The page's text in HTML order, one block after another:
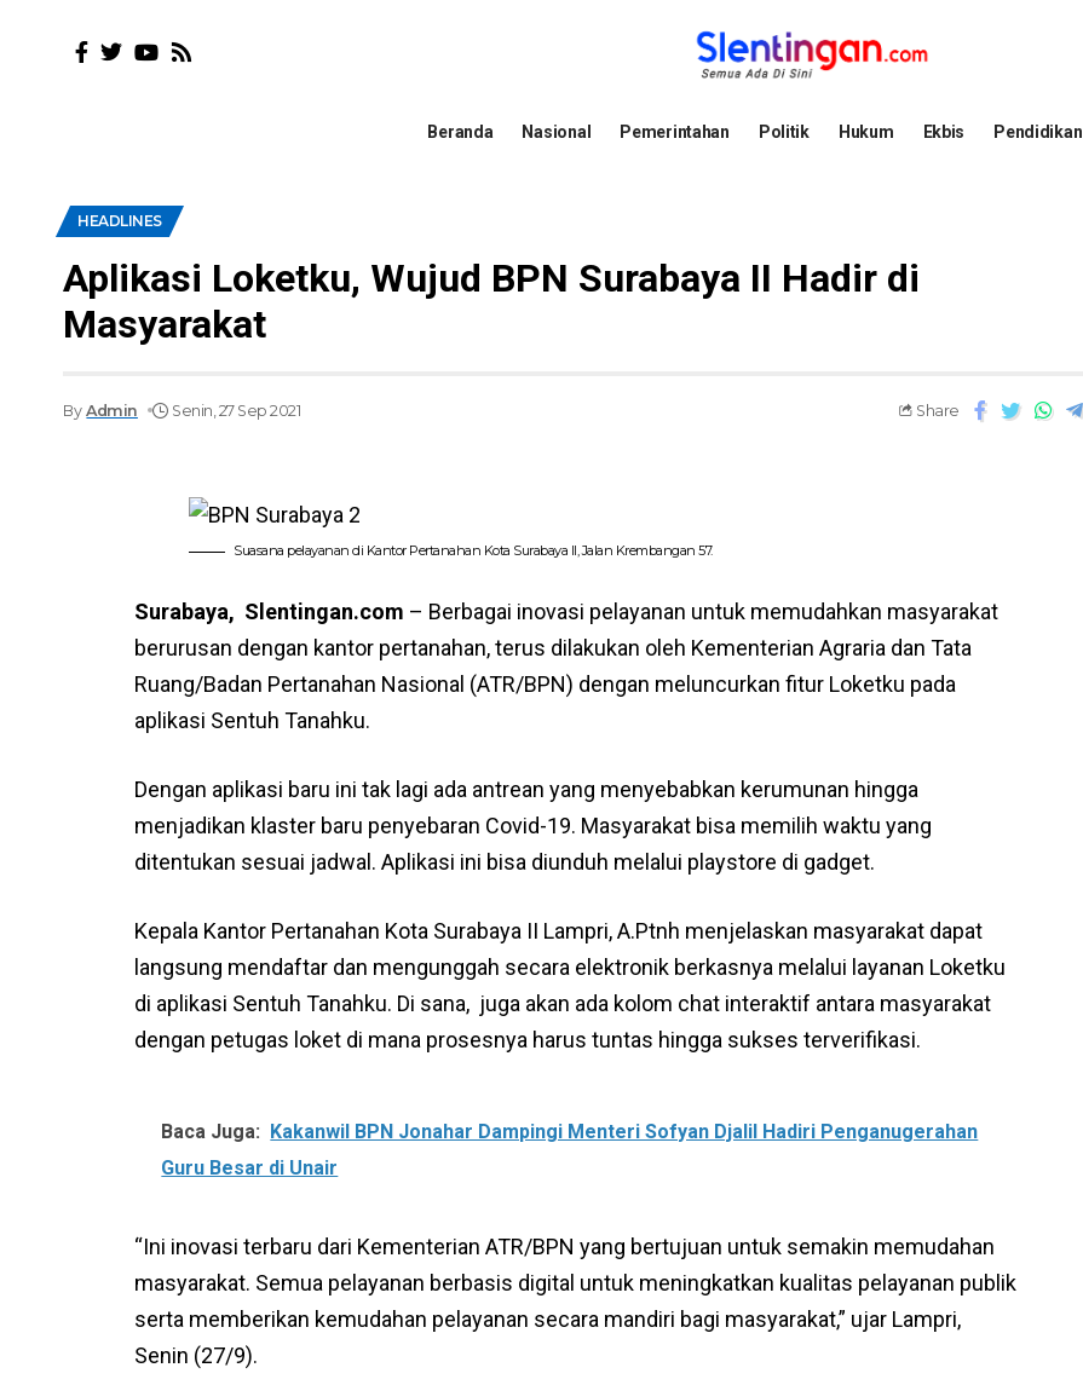
Beranda Nasional Pemerintahan Politik Hukum Ekbis Pendidikan
HEADLINES
Aplikasi Loketku, Wujud BPN Surabaya II Hadir di
Masyarakat
By Admin Senin, 27 Sep 2021 Share
Suasana pelayanan di Kantor Pertanahan Kota Surabaya II, Jalan Krembangan 57.
Surabaya, Slentingan.com – Berbagai inovasi pelayanan untuk memudahkan masyarakat
berurusan dengan kantor pertanahan, terus dilakukan oleh Kementerian Agraria dan Tata
Ruang/Badan Pertanahan Nasional (ATR/BPN) dengan meluncurkan fitur Loketku pada
aplikasi Sentuh Tanahku.
Dengan aplikasi baru ini tak lagi ada antrean yang menyebabkan kerumunan hingga
menjadikan klaster baru penyebaran Covid-19. Masyarakat bisa memilih waktu yang
ditentukan sesuai jadwal. Aplikasi ini bisa diunduh melalui playstore di gadget.
Kepala Kantor Pertanahan Kota Surabaya II Lampri, A.Ptnh menjelaskan masyarakat dapat
langsung mendaftar dan mengunggah secara elektronik berkasnya melalui layanan Loketku
di aplikasi Sentuh Tanahku. Di sana, juga akan ada kolom chat interaktif antara masyarakat
dengan petugas loket di mana prosesnya harus tuntas hingga sukses terverifikasi.
Baca Juga: Kakanwil BPN Jonahar Dampingi Menteri Sofyan Djalil Hadiri Penganugerahan
Guru Besar di Unair
“Ini inovasi terbaru dari Kementerian ATR/BPN yang bertujuan untuk semakin memudahan
masyarakat. Semua pelayanan berbasis digital untuk meningkatkan kualitas pelayanan publik
serta memberikan kemudahan pelayanan secara mandiri bagi masyarakat,” ujar Lampri,
Senin (27/9).